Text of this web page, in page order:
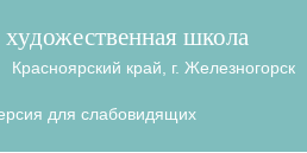
художественная школа
Красноярский край, г. Железногорск
для слабовидящих